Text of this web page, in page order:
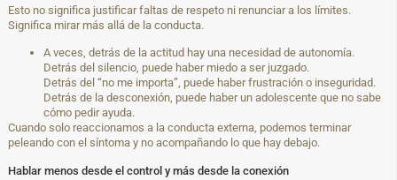
Esto no significa justificar faltas de respeto ni renunciar a los límites.
Significa mirar más allá de la conducta.
A veces, detrás de la actitud hay una necesidad de autonomía.
Detrás del silencio, puede haber miedo a ser juzgado.
Detrás del “no me importa”, puede haber frustración o inseguridad.
Detrás de la desconexión, puede haber un adolescente que no sabe
cómo pedir ayuda.
Cuando solo reaccionamos a la conducta externa, podemos terminar
peleando con el síntoma y no acompañando lo que hay debajo.
Hablar menos desde el control y más desde la conexión